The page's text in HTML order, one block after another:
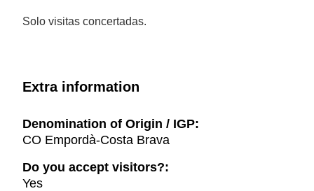
Solo visitas concertadas.
Extra information
Denomination of Origin / IGP:
CO Empordà-Costa Brava
Do you accept visitors?:
Yes